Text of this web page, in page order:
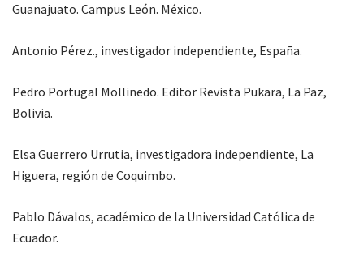
Guanajuato. Campus León. México.
Antonio Pérez., investigador independiente, España.
Pedro Portugal Mollinedo. Editor Revista Pukara, La Paz,
Bolivia.
Elsa Guerrero Urrutia, investigadora independiente, La
Higuera, región de Coquimbo.
Pablo Dávalos, académico de la Universidad Católica de
Ecuador.